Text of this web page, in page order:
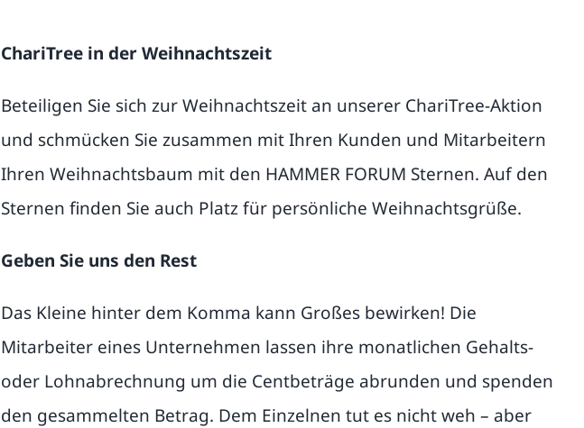
ChariTree in der Weihnachtszeit
Beteiligen Sie sich zur Weihnachtszeit an unserer ChariTree-Aktion
und schmücken Sie zusammen mit Ihren Kunden und Mitarbeitern
Ihren Weihnachtsbaum mit den HAMMER FORUM Sternen. Auf den
Sternen finden Sie auch Platz für persönliche Weihnachtsgrüße.
Geben Sie uns den Rest
Das Kleine hinter dem Komma kann Großes bewirken! Die
Mitarbeiter eines Unternehmen lassen ihre monatlichen Gehalts-
oder Lohnabrechnung um die Centbeträge abrunden und spenden
den gesammelten Betrag. Dem Einzelnen tut es nicht weh – aber